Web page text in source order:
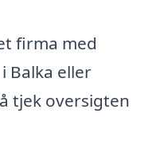
firma med
Balka eller
tjek oversigten